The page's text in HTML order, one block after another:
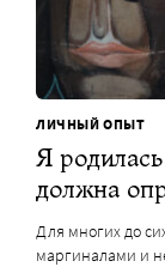
ЛИЧНЫЙ ОПЫТ
Я
должна
Для многих до
маргиналами и